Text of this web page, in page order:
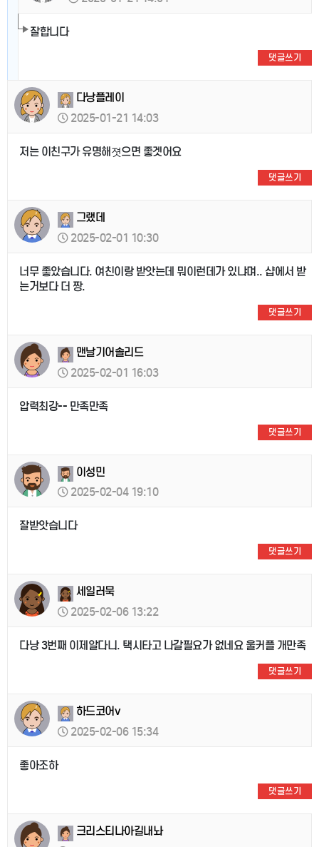
잘합니다
댓글쓰기
다낭플레이
2025-01-21 14:03
저는 이친구가 유명해졋으면 좋겟어요
댓글쓰기
그랬데
2025-02-01 10:30
너무 좋았습니다. 여친이랑 받앗는데 뭐이런데가 있냐며.. 샵에서 받
는거보다 더 짱.
댓글쓰기
맨날기어솔리드
2025-02-01 16:03
압력최강-- 만족만족
댓글쓰기
이성민
2025-02-04 19:10
잘받앗습니다
댓글쓰기
세일러묵
2025-02-06 13:22
다낭 3번째 이제알다니. 택시타고 나갈필요가 없네요 울커플 개만족
댓글쓰기
하드코어v
2025-02-06 15:34
좋아조하
댓글쓰기
크리스티나아길내놔